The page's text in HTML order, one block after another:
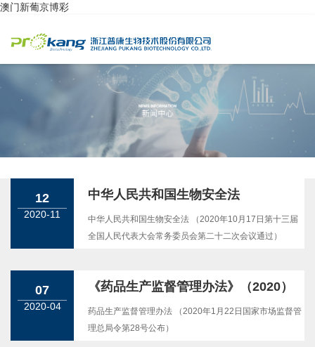
澳门新葡京博彩
12
2020-11
中华人民共和国生物安全法
中华人民共和国生物安全法 （2020年10月17日第十三届
全国人民代表大会常务委员会第二十二次会议通过）
07
2020-04
《药品生产监督管理办法》（2020）
药品生产监督管理办法 （2020年1月22日国家市场监督管
理总局令第28号公布）